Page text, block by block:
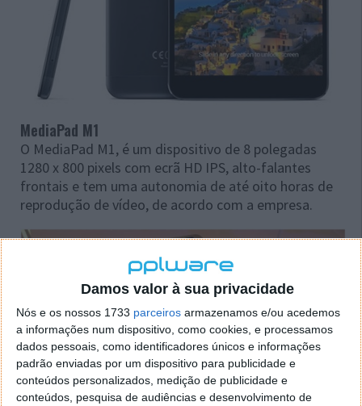
Damos valor à sua privacidade
Nós e os nossos 1733 parceiros armazenamos e/ou acedemos
a informações num dispositivo, como cookies, e processamos
dados pessoais, como identificadores únicos e informações
padrão enviadas por um dispositivo para publicidade e
conteúdos personalizados, medição de publicidade e
conteúdos, pesquisa de audiências e desenvolvimento de
MediaPad M1
O MediaPad M1, é um dispositivo de 8 polegadas
1280 x 800 pixels com ecrã HD IPS, alto-falantes
frontais e tem uma autonomia de até oito horas de
reprodução de vídeo, de acordo com a empresa.